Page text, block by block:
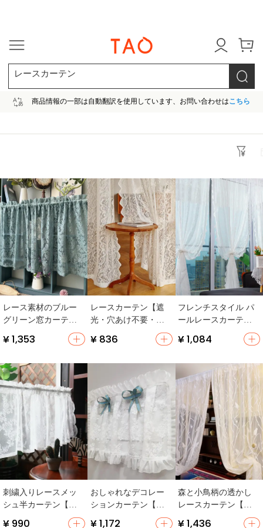
レースカーテン
商品情報の一部は自動翻訳を使用しています、お問い合わせはこちら
レース素材のブルー
グリーン窓カーテン
【自粘貼・穴あけ不
要・キッチン用・ハ
¥ 1,353
レースカーテン【遮
光・穴あけ不要・透
光性・プライバシー
保護】
¥ 836
フレンチスタイル パ
ールレースカーテン
要・小窓対応・寝室
¥ 1,084
刺繍入りレースメッ
シュ半カーテン【コ
ーヒー色・吊り下げ
¥ 990
おしゃれなデコレー
ションカーテン【フ
レンチスタイル・レ
¥ 1,172
森と小鳥柄の透かし
レースカーテン【防
虫・スタイルカーテ
¥ 1,436